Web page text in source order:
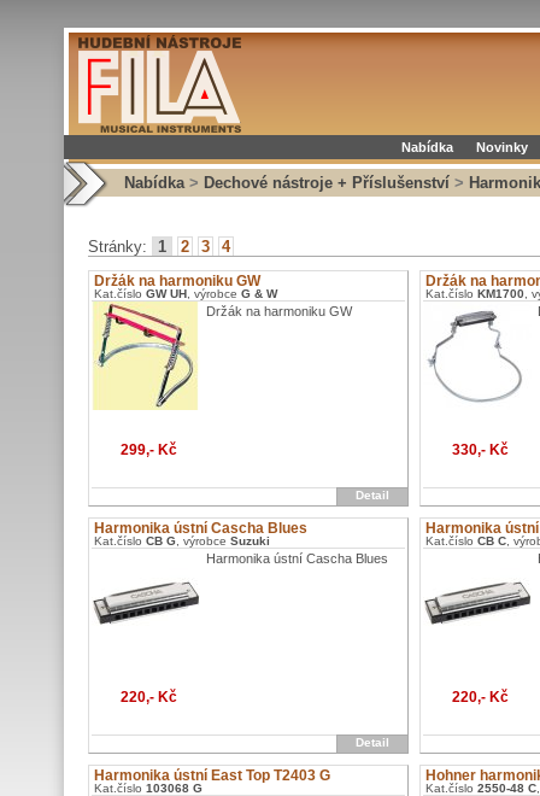
Nabídka Novinky
Nabídka > Dechové nástroje + Příslušenství >
Stránky: 1 2 3 4
Držák na harmoniku GW
Kat.číslo GW UH , výrobce G & W
Držák na harmoniku GW
299,- Kč
Detail
Držák na
Kat.číslo KM1700 ,
330,- Kč
Harmonika ústní Cascha Blues
Kat.číslo CB G , výrobce Suzuki
Harmonika ústní Cascha Blues
220,- Kč
Detail
Harmonika
Kat.číslo CB C ,
220,- Kč
Harmonika ústní East Top T2403 G
Kat.číslo 103068 G
Hohner
Kat.číslo 2550-48 C